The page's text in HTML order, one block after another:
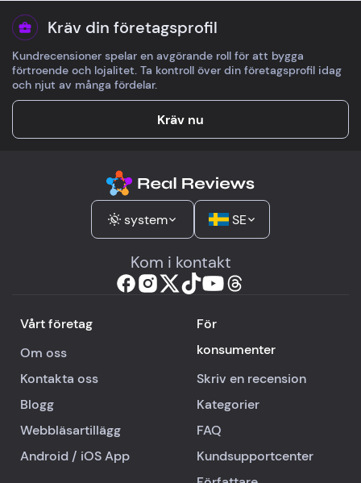
Kräv din företagsprofil
Kundrecensioner spelar en avgörande roll för att bygga
förtroende och lojalitet. Ta kontroll över din företagsprofil idag
och njut av många fördelar.
Kräv nu
system SE
Kom i kontakt
Vårt företag
Om oss
Kontakta oss
Blogg
Webbläsartillägg
Android / iOSApp
För
konsumenter
Skriv en recension
Kategorier
FAQ
Kundsupportcenter